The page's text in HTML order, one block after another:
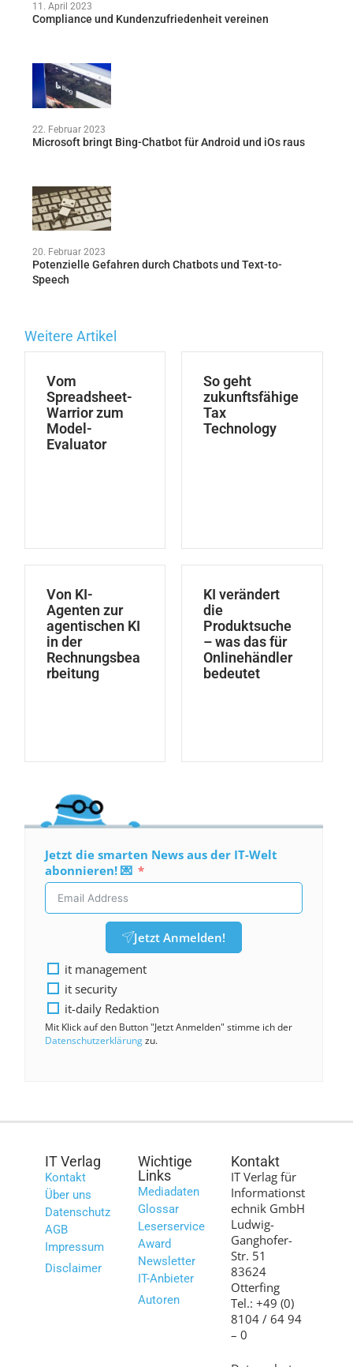
11. April 2023
Compliance und Kundenzufriedenheit vereinen
22. Februar 2023
Microsoft bringt Bing-Chatbot für Android und iOs raus
20. Februar 2023
Potenzielle Gefahren durch Chatbots und Text-to-
Speech
Weitere Artikel
Vom
Spreadsheet-
Warrior zum
Model-
Evaluator
So geht
zukunftsfähige
Tax
Technology
Von KI-
Agenten zur
agentischen KI
in der
Rechnungsbea
rbeitung
KI verändert
die
Produktsuche
– was das für
Onlinehändler
bedeutet
Jetzt die smarten News aus der IT-Welt
abonnieren! 💌
Jetzt Anmelden!
it management
it security
it-daily Redaktion
Mit Klick auf den Button "Jetzt Anmelden" stimme ich der
Datenschutzerklärungzu.
IT Verlag
Kontakt
Über uns
Datenschutz
AGB
Impressum
Disclaimer
Wichtige
Links
Mediadaten
Glossar
Leserservice
Award
Newsletter
IT-Anbieter
Autoren
Kontakt
IT Verlag für
Informationst
echnik GmbH
Ludwig-
Ganghofer-
Str. 51
83624
Otterfing
Tel.: +49 (0)
8104 / 64 94
– 0